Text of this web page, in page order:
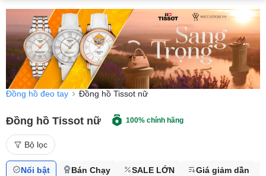
Đồng hồ đeo tay Đồng hồ Tissot nữ
Đồng hồ Tissot nữ 100% chính hãng
Bộ lọc
Nổi bật Bán Chạy SALE LỚN Giá giảm dần